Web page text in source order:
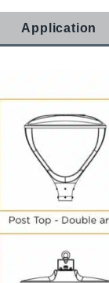
Application